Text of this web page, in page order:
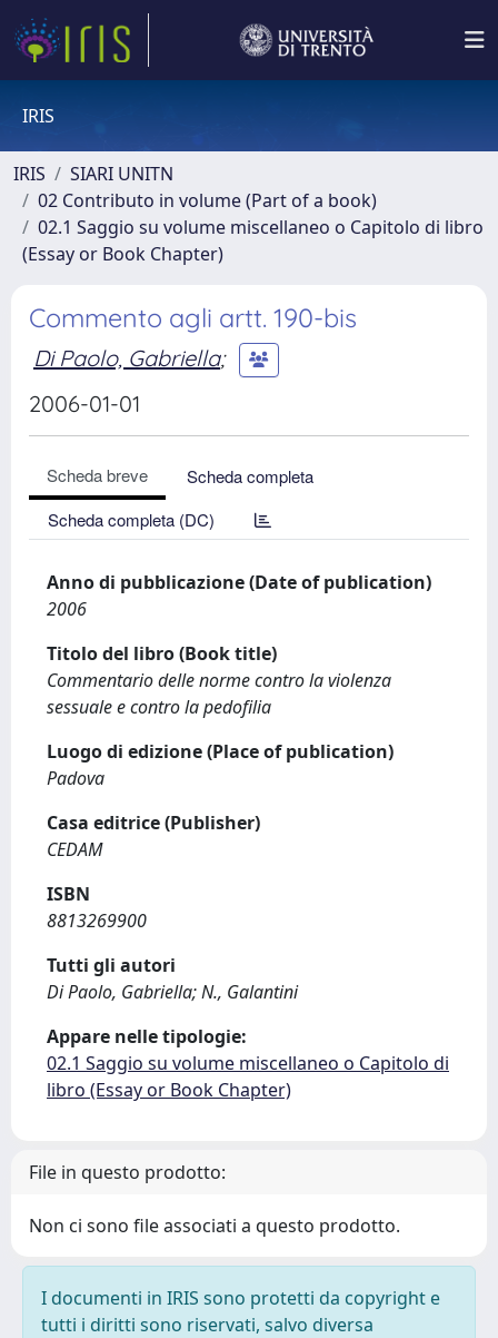
IRIS
IRIS
SIARI UNITN
02 Contributo in volume (Part of a book)
02.1 Saggio su volume miscellaneo o Capitolo di libro
(Essay or Book Chapter)
Commento agli artt. 190-bis
Di Paolo, Gabriella;
2006-01-01
Scheda breve
Scheda completa
Scheda completa (DC)
Anno di pubblicazione (Date of publication)
2006
Titolo del libro (Book title)
Commentario delle norme contro la violenza
sessuale e contro la pedofilia
Luogo di edizione (Place of publication)
Padova
Casa editrice (Publisher)
CEDAM
ISBN
8813269900
Tutti gli autori
Di Paolo, Gabriella; N., Galantini
Appare nelle tipologie:
02.1 Saggio su volume miscellaneo o Capitolo di
libro (Essay or Book Chapter)
File in questo prodotto:
Non ci sono file associati a questo prodotto.
I documenti in IRIS sono protetti da copyright e
tutti i diritti sono riservati, salvo diversa